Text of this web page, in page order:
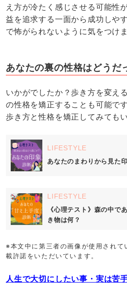
え方が冷たく感じさせる可能性
益を追求する一面から成功しや
で怖がられないように気をつけま
あなたの裏の性格はどうだ
いかがでしたか？歩き方を変え
の性格を矯正することも可能で
歩き方と性格を矯正してみても
LIFESTYLE
あなたのまわりから見た
LIFESTYLE
《心理テスト》森の中で
き物は何？
※本文中に第三者の画像が使用されて
載許諾をいただいています。
人生で大切にしたい事・実は苦